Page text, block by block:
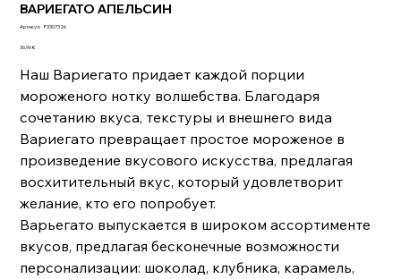
ВАРИЕГАТО АПЕЛЬСИН
Артикул:
Артикул:
P3307326
Цена
36,96 €
Наш Вариегато придает каждой порции
мороженого нотку волшебства. Благодаря
сочетанию вкуса, текстуры и внешнего вида
Вариегато превращает простое мороженое в
произведение вкусового искусства, предлагая
восхитительный вкус, который удовлетворит
желание, кто его попробует.
Варьегато выпускается в широком ассортименте
вкусов, предлагая бесконечные возможности
персонализации: шоколад, клубника, карамель,